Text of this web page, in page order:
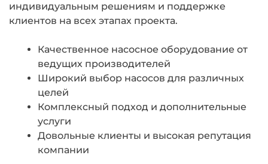
индивидуальным решениям и поддержке
клиентов на всех этапах проекта.
Качественное насосное оборудование от
ведущих производителей
Широкий выбор насосов для различных
целей
Комплексный подход и дополнительные
услуги
Довольные клиенты и высокая репутация
компании